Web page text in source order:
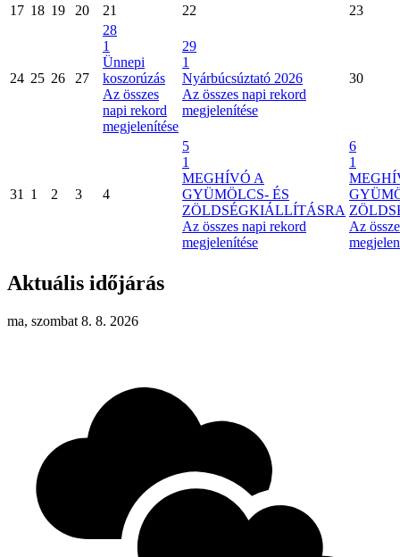
17 18 19 20 21 22 23
24 25 26 27
28
1
Ünnepi
koszorúzás
Az összes
napi rekord
megjelenítése
29
1
Nyárbúcsúztató 2026
Az összes napi rekord
megjelenítése
30
31 1 2 3 4
5
1
MEGHÍVÓ A
GYÜMÖLCS- ÉS
ZÖLDSÉGKIÁLLÍTÁSRA
Az összes napi rekord
megjelenítése
6
1
Az
Aktuális időjárás
ma, szombat 8. 8. 2026